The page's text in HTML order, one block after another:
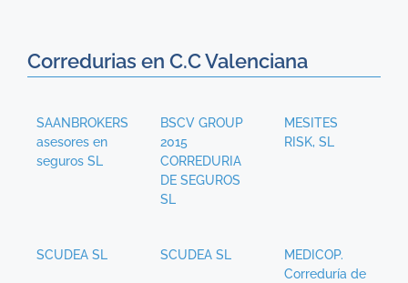
Corredurias en C.C Valenciana
SAANBROKERS
asesores en
seguros SL
BSCV GROUP
2015
CORREDURIA
DE SEGUROS
SL
MESITES
RISK, SL
SCUDEA SL SCUDEA SL
MEDICOP.
Correduría de